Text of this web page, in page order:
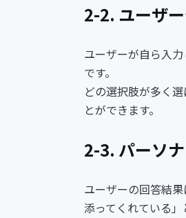
2-2. ユーザ
ユーザーが自ら入
です。
どの選択肢が多く
とができます。
2-3. パーソ
ユーザーの回答結
添ってくれている